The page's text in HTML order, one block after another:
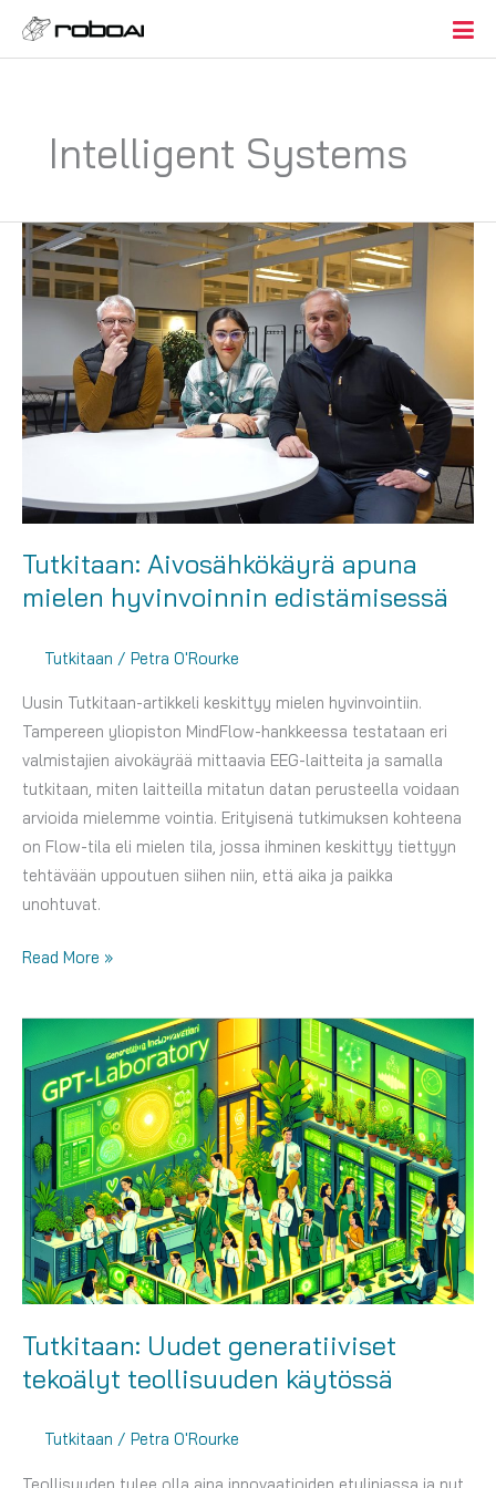
Intelligent Systems
Tutkitaan: Aivosähkökäyrä apuna
mielen hyvinvoinnin edistämisessä
Tutkitaan / Petra O'Rourke
Uusin Tutkitaan-artikkeli keskittyy mielen hyvinvointiin.
Tampereen yliopiston MindFlow-hankkeessa testataan eri
valmistajien aivokäyrää mittaavia EEG-laitteita ja samalla
tutkitaan, miten laitteilla mitatun datan perusteella voidaan
arvioida mielemme vointia. Erityisenä tutkimuksen kohteena
on Flow-tila eli mielen tila, jossa ihminen keskittyy tiettyyn
tehtävään uppoutuen siihen niin, että aika ja paikka
unohtuvat.
Tutkitaan:
apuna
mielen
hyvinvoinnin
edistämisessä
Read More »
Tutkitaan: Uudet generatiiviset
tekoälyt teollisuuden käytössä
Tutkitaan / Petra O'Rourke
Teollisuuden tulee olla aina innovaatioiden etulinjassa ja nyt